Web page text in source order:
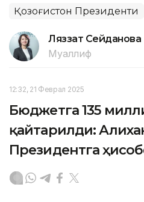
Қозоғистон Президенти
Ляззат Сейданова
Муаллиф
12:32, 21 Феврал 2025
Бюджетга 135
қайтарилди:
Президентга